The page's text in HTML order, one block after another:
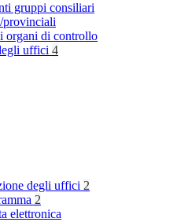
gruppi consiliari
provinciali
organi di controllo
uffici 4
degli uffici 2
2
elettronica